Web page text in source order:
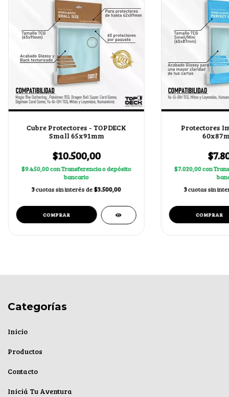
Cubre Protectores - TOPDECK
Small 65x91mm
$10.500,00
$9.450,00conTransferencia o depósito
bancario
3cuotas sin interés de$3.500,00
Protectores
$7.020,00con
3cuotas sin
Categorías
Inicio
Productos
Contacto
Iniciá Tu Aventura